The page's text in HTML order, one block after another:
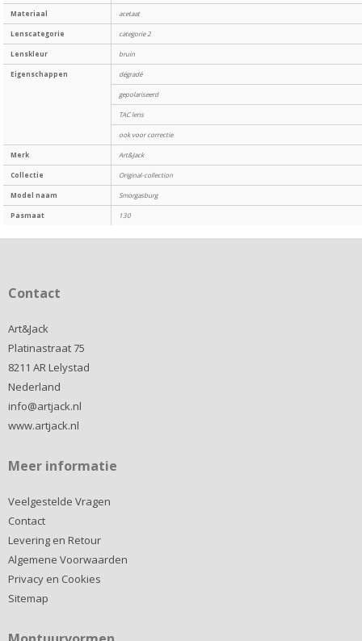
Materiaal acetaat
Lenscategorie categorie 2
Lenskleur bruin
Eigenschappen dégradé
gepolariseerd
TAC lens
ook voor correctie
Merk Art&Jack
Collectie Original-collection
Model naam Smorgasburg
Pasmaat 130
Contact
Art&Jack
Platinastraat 75
8211 AR Lelystad
Nederland
info@artjack.nl
www.artjack.nl
Meer informatie
Veelgestelde Vragen
Contact
Levering en Retour
Algemene Voorwaarden
Privacy en Cookies
Sitemap